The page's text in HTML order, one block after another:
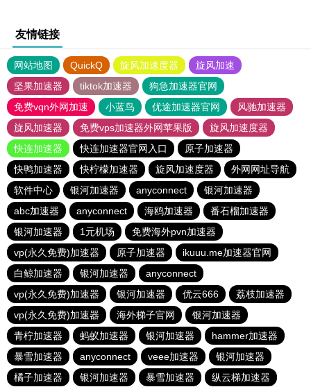
友情链接
网站地图 QuickQ 旋风加速度器
旋风加速
坚果加速器
tiktok加速器
狗急加速器官网
免费vqn外网加速
小蓝鸟 优途加速器官网
风驰加速器
旋风加速器
免费vps加速器外网苹果版
旋风加速度器
快连加速器
快连加速器官网入口
原子加速器
快鸭加速器
快柠檬加速器 旋风加速度器
外网网址导航
软件中心
银河加速器 anyconnect
银河加速器
abc加速器
anyconnect 海鸥加速器
番石榴加速器
银河加速器
1元机场
免费海外pvn加速器
vp(永久免费)加速器
原子加速器
ikuuu.me加速器官网
白鲸加速器
银河加速器
anyconnect
vp(永久免费)加速器
银河加速器 优云666
荔枝加速器
vp(永久免费)加速器
海外梯子官网
银河加速器
青柠加速器
蚂蚁加速器 银河加速器
hammer加速器
暴雪加速器
anyconnect veee加速器
银河加速器
橘子加速器
银河加速器 暴雪加速器 纵云梯加速器